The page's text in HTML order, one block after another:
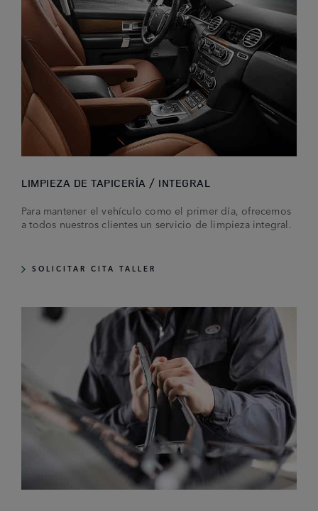
LIMPIEZA DE TAPICERÍA / INTEGRAL
Para mantener el vehículo como el primer día, ofrecemos
a todos nuestros clientes un servicio de limpieza integral.
SOLICITAR CITA TALLER